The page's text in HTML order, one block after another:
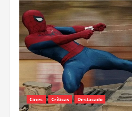
Cines Críticas Destacado